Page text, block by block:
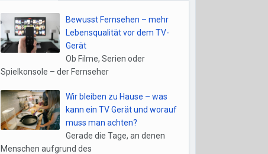
Bewusst Fernsehen – mehr
Lebensqualität vor dem TV-
Gerät
Ob Filme, Serien oder
Spielkonsole – der Fernseher
Wir bleiben zu Hause – was
kann ein TV Gerät und worauf
muss man achten?
Gerade die Tage, an denen
Menschen aufgrund des